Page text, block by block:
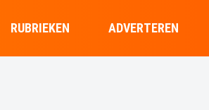
RUBRIEKEN ADVERTEREN